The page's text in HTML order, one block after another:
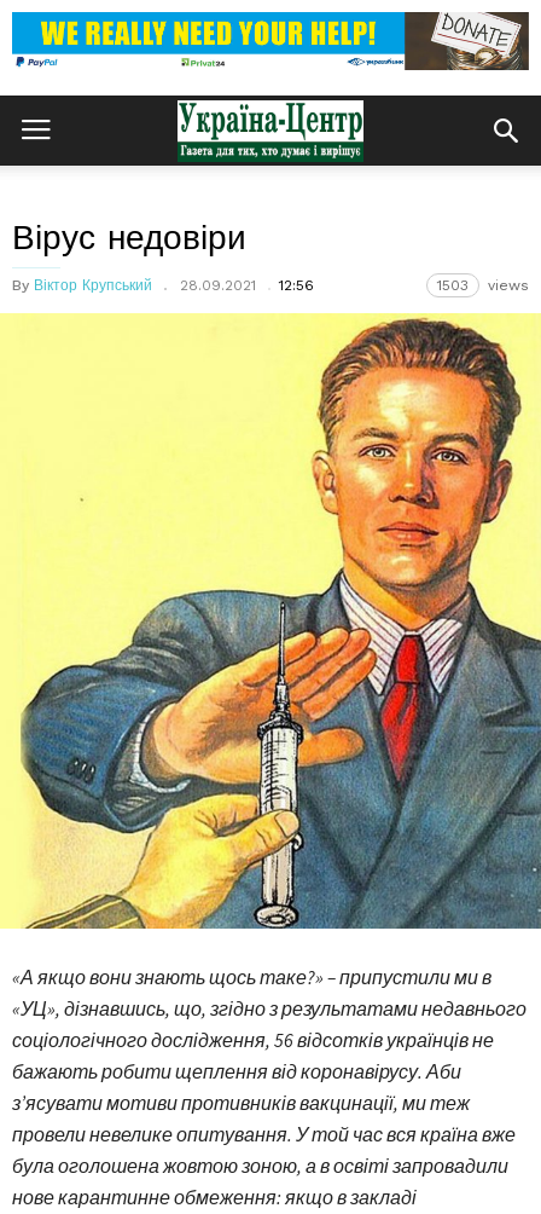
Вірус недовіри
By Віктор Крупський 28.09.2021 12:56 1503 views
«А якщо вони знають щось таке?» – припустили ми в
«УЦ», дізнавшись, що, згідно з результатами недавнього
соціологічного дослідження, 56 відсотків українців не
бажають робити щеплення від коронавірусу. Аби
з’ясувати мотиви противників вакцинації, ми теж
провели невелике опитування. У той час вся країна вже
була оголошена жовтою зоною, а в освіті запровадили
нове карантинне обмеження: якщо в закладі